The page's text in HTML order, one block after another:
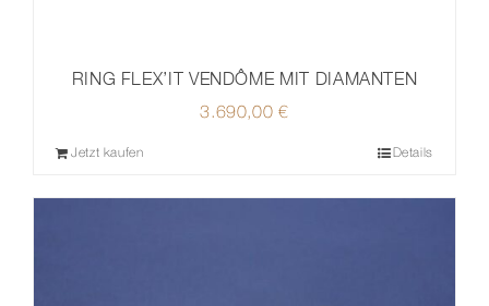
RING FLEX’IT VENDÔME MIT DIAMANTEN
3.690,00€
Jetzt kaufen Details